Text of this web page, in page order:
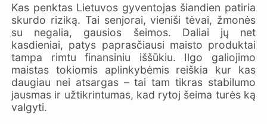
Kas penktas Lietuvos gyventojas šiandien patiria
skurdo riziką. Tai senjorai, vieniši tėvai, žmonės
su negalia, gausios šeimos. Daliai jų net
kasdieniai, patys paprasčiausi maisto produktai
tampa rimtu finansiniu iššūkiu. Ilgo galiojimo
maistas tokiomis aplinkybėmis reiškia kur kas
daugiau nei atsargas – tai tam tikras stabilumo
jausmas ir užtikrintumas, kad rytoj šeima turės ką
valgyti.